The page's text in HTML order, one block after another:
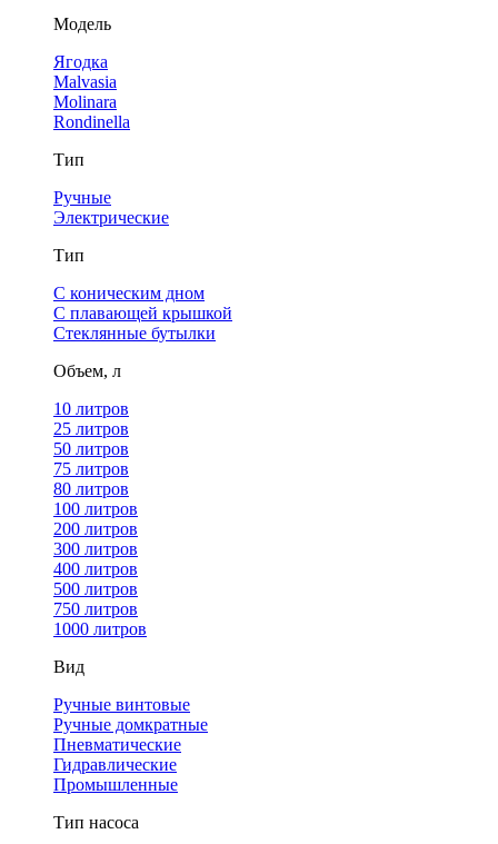
Модель
Ягодка
Malvasia
Molinara
Rondinella
Тип
Ручные
Электрические
Тип
С коническим дном
С плавающей крышкой
Стеклянные бутылки
Объем, л
10 литров
25 литров
50 литров
75 литров
80 литров
100 литров
200 литров
300 литров
400 литров
500 литров
750 литров
1000 литров
Вид
Ручные винтовые
Ручные домкратные
Пневматические
Гидравлические
Промышленные
Тип насоса